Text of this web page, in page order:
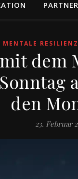
MENTALE
dem
den
23. Februar